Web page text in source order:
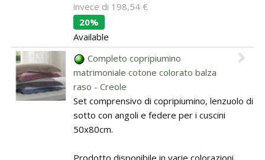
invece di 198,54 €
20%
Available
Completo copripiumino
matrimoniale cotone colorato balza
raso - Creole
Set comprensivo di copripiumino, lenzuolo di
sotto con angoli e federe per i cuscini
50x80cm.